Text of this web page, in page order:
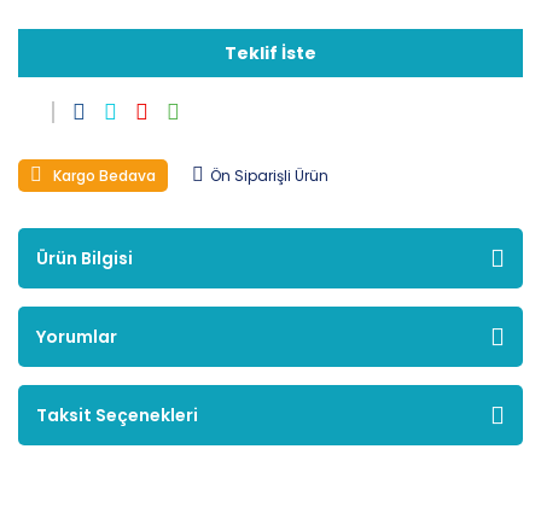
Teklif İste
Kargo Bedava Ön Siparişli Ürün
Ürün Bilgisi
Yorumlar
Taksit Seçenekleri